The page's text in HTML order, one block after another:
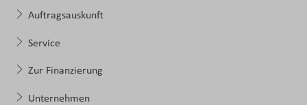
Auftragsauskunft
Service
Zur Finanzierung
Unternehmen